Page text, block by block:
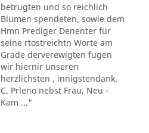
betrugten und so reichlich
Blumen spendeten, sowie dem
Hmn Prediger Denenter für
seine rtostreichtn Worte am
Grade derverewigten fugen
wir hiernir unseren
herzlichsten , innigstendank.
C. Prleno nebst Frau, Neu -
Kam ..."